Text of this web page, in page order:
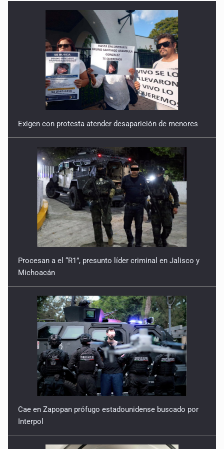
Exigen con protesta atender desaparición de menores
Procesan a el “R1”, presunto líder criminal en Jalisco y
Michoacán
Cae en Zapopan prófugo estadounidense buscado por
Interpol